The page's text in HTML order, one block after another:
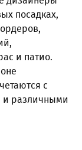
посадках,
и патио.
с
и различными